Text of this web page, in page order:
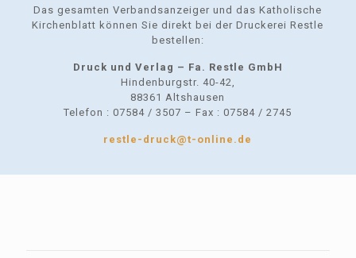
Das gesamten Verbandsanzeiger und das Katholische
Kirchenblatt können Sie direkt bei der Druckerei Restle
bestellen:
Druck und Verlag – Fa. Restle GmbH
Hindenburgstr. 40-42,
88361 Altshausen
Telefon : 07584 / 3507 – Fax : 07584 / 2745
restle-druck@t-online.de